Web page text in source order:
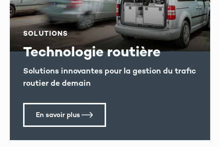
SOLUTIONS
Technologie routière
Solutions innovantes pour la gestion du trafic
routier de demain
En savoir plus